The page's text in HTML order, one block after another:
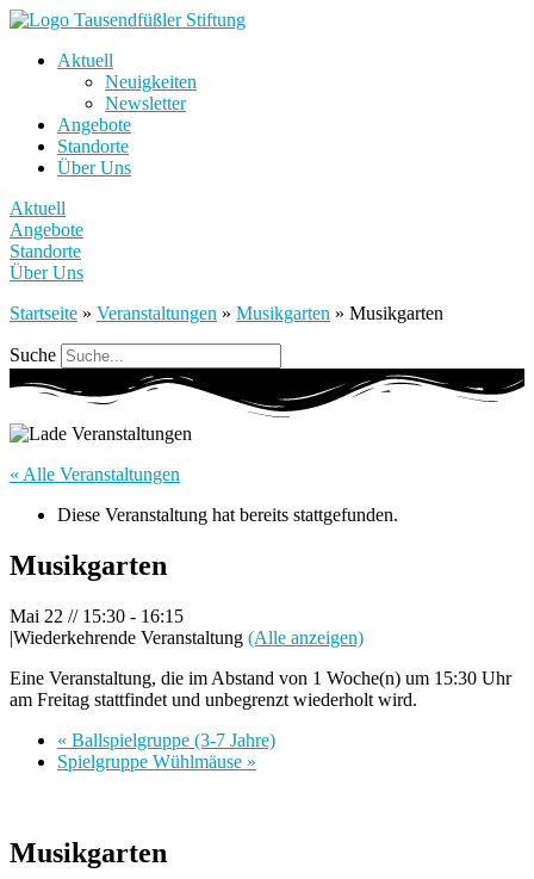
Aktuell
Neuigkeiten
Newsletter
Angebote
Standorte
Über Uns
Aktuell
Angebote
Standorte
Über Uns
Startseite » Veranstaltungen » Musikgarten » Musikgarten
Suche
« Alle Veranstaltungen
Diese Veranstaltung hat bereits stattgefunden.
Musikgarten
Mai 22 // 15:30 - 16:15
|Wiederkehrende Veranstaltung (Alle anzeigen)
Eine Veranstaltung, die im Abstand von 1 Woche(n) um 15:30 Uhr
am Freitag stattfindet und unbegrenzt wiederholt wird.
« Ballspielgruppe (3-7 Jahre)
Spielgruppe Wühlmäuse »
Musikgarten